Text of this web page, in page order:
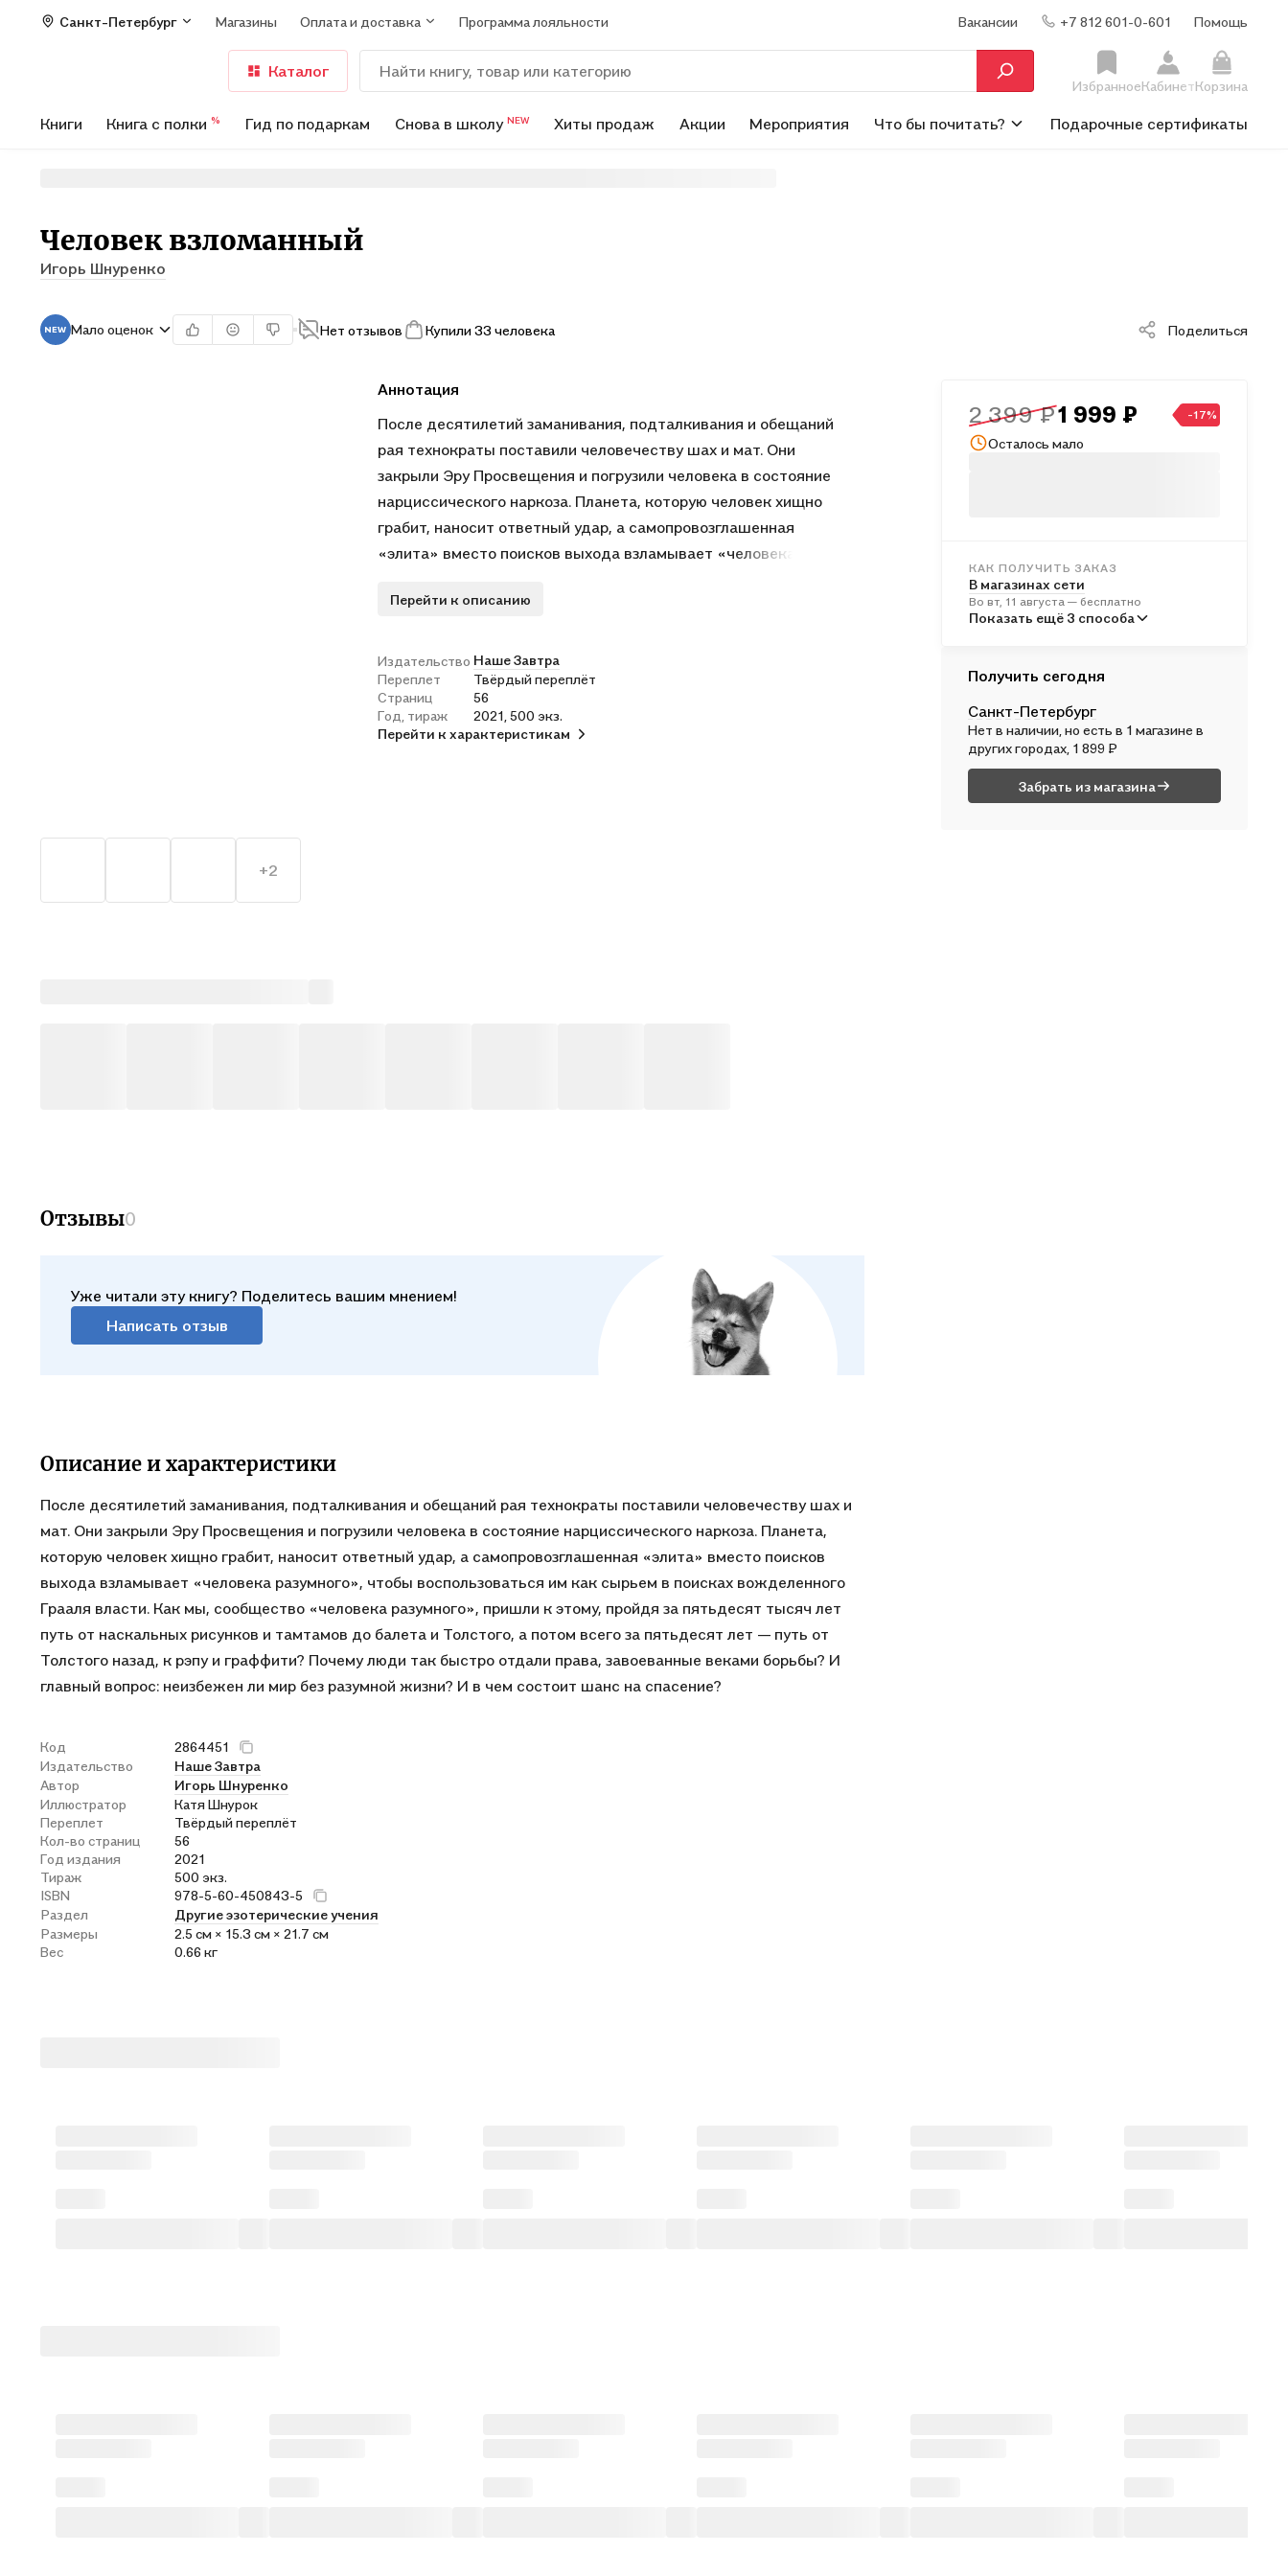
Санкт-Петербург Магазины Оплата и доставка Программа лояльности Вакансии +7 812 601-0-601 Помощь
Каталог
ИзбранноеКабинетКорзина
Книги Книга с полки % Гид по подаркам Снова в школу NEW Хиты продаж Акции Мероприятия Что бы почитать? Подарочные сертификаты
Человек взломанный
Игорь Шнуренко
Мало оценок Нет отзывов Купили 33 человека Поделиться
+2
Аннотация
После десятилетий заманивания, подталкивания и обещаний
рая технократы поставили человечеству шах и мат. Они
закрыли Эру Просвещения и погрузили человека в состояние
нарциссического наркоза. Планета, которую человек хищно
грабит, наносит ответный удар, а самопровозглашенная
«элита» вместо поисков выхода взламывает «человека
вожделенного Грааля власти. Как мы, сообщество «человека
путь от наскальных рисунков и тамтамов до балета и Толстого,
а потом всего за пятьдесят лет — путь от Толстого назад, к
рэпу и граффити? Почему люди так быстро отдали права,
завоеванные веками борьбы? И главный вопрос: неизбежен ли
Перейти к описанию
Издательство Наше Завтра
Переплет
Твёрдый переплёт
Страниц
56
Год, тираж
2021, 500 экз.
Перейти к характеристикам
2 399 ₽1 999 ₽ -17%
Осталось мало
КАК ПОЛУЧИТЬ ЗАКАЗ
В магазинах сети
Во вт, 11 августа — бесплатно
В пунктах выдачи
В ср, 12 августа — бесплатно
Почтой России
В чт, 13 августа — от 610 ₽
Показать ещё 3 способа
Получить сегодня
Санкт-Петербург
Нет в наличии, но есть в 1 магазине в
других городах, 1 899 ₽
Забрать из магазина
Отзывы0
Уже читали эту книгу? Поделитесь вашим мнением!
Написать отзыв
Описание и характеристики
После десятилетий заманивания, подталкивания и обещаний рая технократы поставили человечеству шах и
мат. Они закрыли Эру Просвещения и погрузили человека в состояние нарциссического наркоза. Планета,
которую человек хищно грабит, наносит ответный удар, а самопровозглашенная «элита» вместо поисков
выхода взламывает «человека разумного», чтобы воспользоваться им как сырьем в поисках вожделенного
Грааля власти. Как мы, сообщество «человека разумного», пришли к этому, пройдя за пятьдесят тысяч лет
путь от наскальных рисунков и тамтамов до балета и Толстого, а потом всего за пятьдесят лет — путь от
Толстого назад, к рэпу и граффити? Почему люди так быстро отдали права, завоеванные веками борьбы? И
главный вопрос: неизбежен ли мир без разумной жизни? И в чем состоит шанс на спасение?
Код
2864451
Издательство
Наше Завтра
Автор
Игорь Шнуренко
Иллюстратор
Катя Шнурок
Переплет
Твёрдый переплёт
Кол-во страниц
56
Год издания
2021
Тираж
500 экз.
ISBN
978-5-60-450843-5
Раздел
Другие эзотерические учения
Размеры
2.5 см × 15.3 см × 21.7 см
Вес
0.66 кг